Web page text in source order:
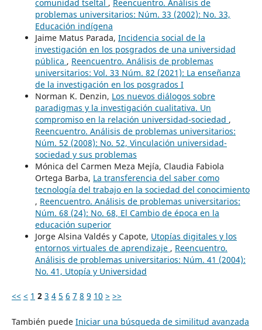
comunidad tseltal , Reencuentro. Análisis de
problemas universitarios: Núm. 33 (2002): No. 33,
Educación indígena
Jaime Matus Parada, Incidencia social de la
investigación en los posgrados de una universidad
pública , Reencuentro. Análisis de problemas
universitarios: Vol. 33 Núm. 82 (2021): La enseñanza
de la investigación en los posgrados I
Norman K. Denzin, Los nuevos diálogos sobre
paradigmas y la investigación cualitativa. Un
compromiso en la relación universidad-sociedad ,
Reencuentro. Análisis de problemas universitarios:
Núm. 52 (2008): No. 52, Vinculación universidad-
sociedad y sus problemas
Mónica del Carmen Meza Mejía, Claudia Fabiola
Ortega Barba, La transferencia del saber como
tecnología del trabajo en la sociedad del conocimiento
, Reencuentro. Análisis de problemas universitarios:
Núm. 68 (24): No. 68, El Cambio de época en la
educación superior
Jorge Alsina Valdés y Capote, Utopías digitales y los
entornos virtuales de aprendizaje , Reencuentro.
Análisis de problemas universitarios: Núm. 41 (2004):
No. 41, Utopía y Universidad
<< < 1 2 3 4 5 6 7 8 9 10 > >>
También puede Iniciar una búsqueda de similitud avanzada